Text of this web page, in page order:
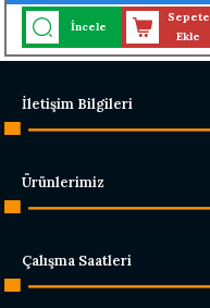
OKUYUCU TURNİKEYE
MONTELİ)
İncele
Sepete
Ekle
İletişim Bilgileri
Ürünlerimiz
Çalışma Saatleri